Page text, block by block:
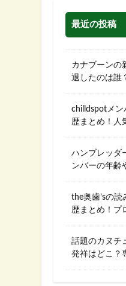
最近の投稿
カナブーンの
退したのは誰
chilldspotメン
歴まとめ！人
ハンブレッダ
ンバーの年齢
the奥歯’sの
歴まとめ！プ
話題のカヌチ
発祥はどこ？